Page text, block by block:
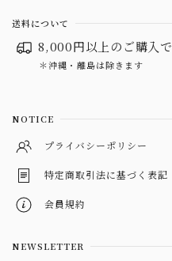
送料について
8,000円以上のご購入で
＊沖縄・離島は除きます
NOTICE
プライバシーポリシー
特定商取引法に基づく表記
会員規約
NEWSLETTER